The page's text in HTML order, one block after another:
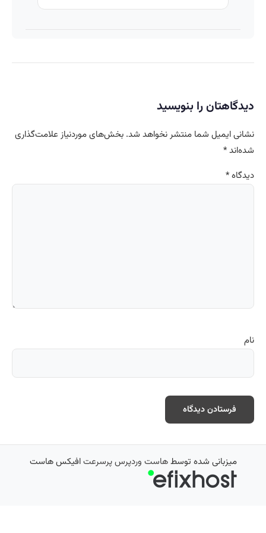
دیدگاهتان را بنویسید
نشانی ایمیل شما منتشر نخواهد شد. بخش‌های موردنیاز علامت‌گذاری
شده‌اند*
دیدگاه*
نام
میزبانی شده توسطهاست وردپرس پرسرعتافیکس هاست